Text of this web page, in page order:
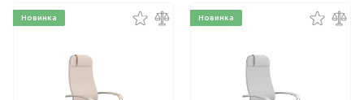
Новинка Новинка